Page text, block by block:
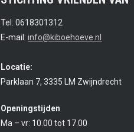
Tel: 0618301312
E-mail:info@kiboehoeve.nl
Locatie:
Parklaan 7, 3335 LM Zwijndrecht
Openingstijden
Ma – vr: 10.00 tot 17.00